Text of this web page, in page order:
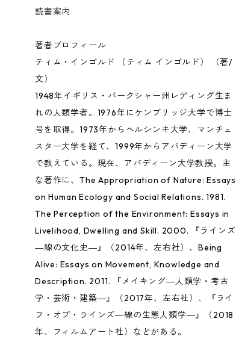
読書案内
著者プロフィール
ティム・インゴルド （ティム インゴルド） （著/
文）
1948年イギリス・バークシャー州レディング生ま
れの人類学者。1976年にケンブリッジ大学で博士
号を取得。1973年からヘルシンキ大学、マンチェ
スター大学を経て、1999年からアバディーン大学
で教えている。現在、アバディーン大学教授。主
な著作に、The Appropriation of Nature: Essays
on Human Ecology and Social Relations. 1981.
The Perception of the Environment: Essays in
Livelihood, Dwelling and Skill. 2000. 『ラインズ
―線の文化史―』（2014年、左右社）、Being
Alive: Essays on Movement, Knowledge and
Description. 2011. 『メイキング―人類学・考古
学・芸術・建築―』（2017年、左右社）、『ライ
フ・オブ・ラインズ―線の生態人類学―』（2018
年、フィルムアート社）などがある。